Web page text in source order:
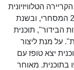
הטלוויזיונית
של טופז נסקה בסמוך לתחילת שידורי ערוץ 2 המסחרי, ובשנת
הבידור", תוכנית
על מנת ליצור
יצא טופז עם
בתוכנית. מאוחר